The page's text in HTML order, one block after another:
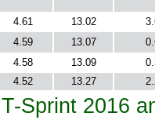
4.61 13.02
4.59 13.07
4.58 13.09
4.52 13.27
Sprint 2016